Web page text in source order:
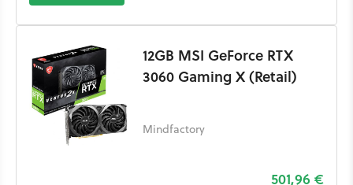
12GB MSI GeForce RTX
3060 Gaming X (Retail)
Mindfactory
501,96 €